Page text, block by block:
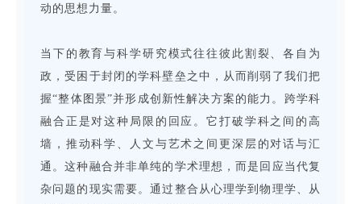
动的思想力量。
当下的教育与科学研究模式往往彼此割裂、各自为
政，受困于封闭的学科壁垒之中，从而削弱了我们把
握“整体图景”并形成创新性解决方案的能力。跨学科
融合正是对这种局限的回应。它打破学科之间的高
墙，推动科学、人文与艺术之间更深层的对话与汇
通。这种融合并非单纯的学术理想，而是回应当代复
杂问题的现实需要。通过整合从心理学到物理学、从